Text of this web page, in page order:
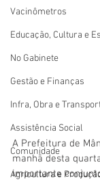
Vacinômetros
Educação, Cultura e
No Gabinete
Gestão e Finanças
Infra, Obra e
Assistência Social
Comunidade
Agricultura e
A Prefeitura de
manhã desta
importante